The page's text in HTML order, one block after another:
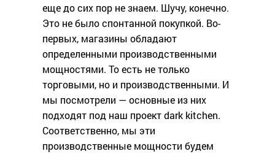
еще до сих пор не знаем. Шучу, конечно.
Это не было спонтанной покупкой. Во-
первых, магазины обладают
определенными производственными
мощностями. То есть не только
торговыми, но и производственными. И
мы посмотрели — основные из них
подходят под наш проект dark kitchen.
Соответственно, мы эти
производственные мощности будем